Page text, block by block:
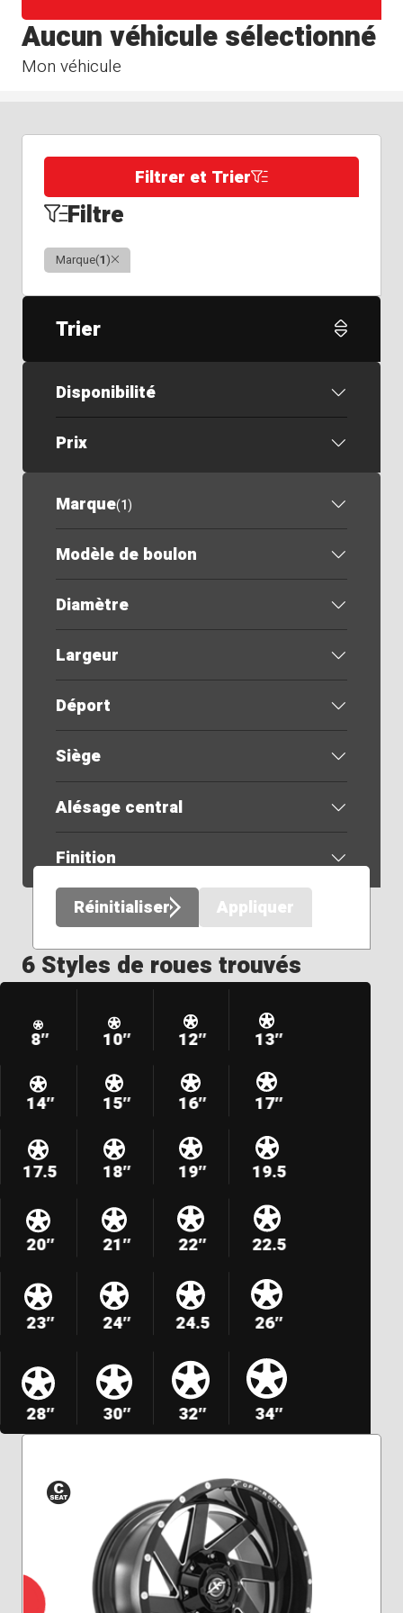
Mon véhicule
Aucun véhicule sélectionné
Filtrer et Trier
Filtre
Marque(1)Clair
Trier
Disponibilité
Prix
Marque(1)
Modèle de boulon
Diamètre
Largeur
Déport
Siège
Alésage central
Finition
Réinitialiser
Appliquer
6 Styles de roues trouvés
8″ 10″ 12″ 13″
14″ 15″ 16″ 17″
17.5 18″ 19″ 19.5
20″ 21″ 22″ 22.5
23″ 24″ 24.5 26″
28″ 30″ 32″ 34″
Siège
conique